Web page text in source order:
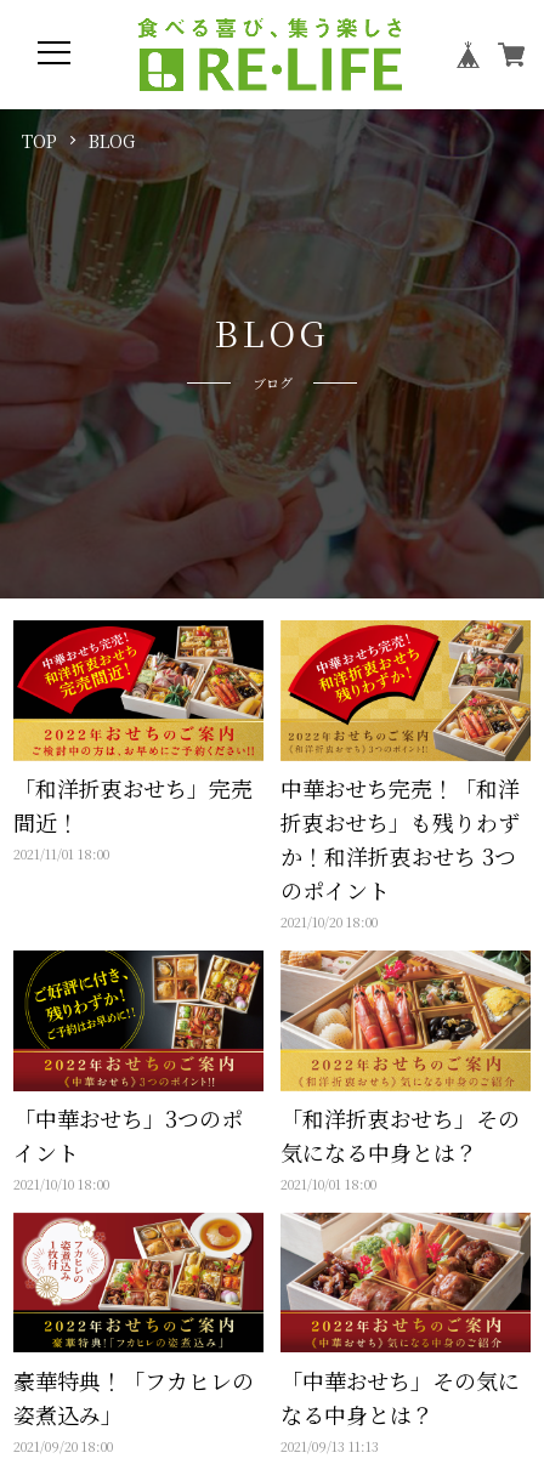
BLOG
ブログ
TOP BLOG
「和洋折衷おせち」完売
間近！
2021/11/01 18:00
中華おせち完売！「和洋
折衷おせち」も残りわず
か！和洋折衷おせち 3つ
のポイント
2021/10/20 18:00
「中華おせち」3つのポ
イント
2021/10/10 18:00
「和洋折衷おせち」その
気になる中身とは？
2021/10/01 18:00
豪華特典！「フカヒレの
姿煮込み」
2021/09/20 18:00
「中華おせち」その気に
なる中身とは？
2021/09/13 11:13